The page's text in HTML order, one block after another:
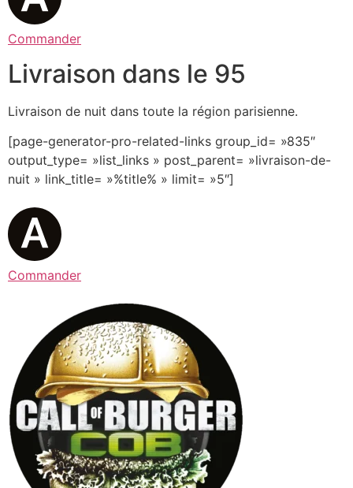
Commander
Livraison dans le 95
Livraison de nuit dans toute la région parisienne.
[page-generator-pro-related-links group_id= »835″
output_type= »list_links » post_parent= »livraison-de-
nuit » link_title= »%title% » limit= »5″]
Commander